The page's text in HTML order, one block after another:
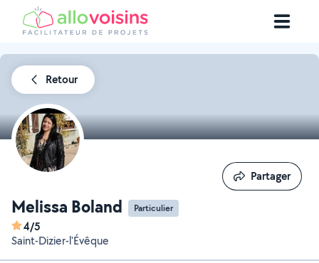
Retour
Melissa Boland Particulier
4/5
Saint-Dizier-l'Évêque
Partager
Partager